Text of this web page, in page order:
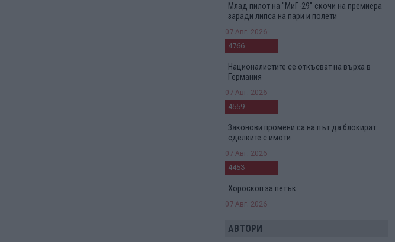
Млад пилот на "МиГ-29" скочи на премиера
заради липса на пари и полети
07 Авг. 2026
4766
Националистите се откъсват на върха в
Германия
07 Авг. 2026
4559
Законови промени са на път да блокират
сделките с имоти
07 Авг. 2026
4453
Хороскоп за петък
07 Авг. 2026
АВТОРИ